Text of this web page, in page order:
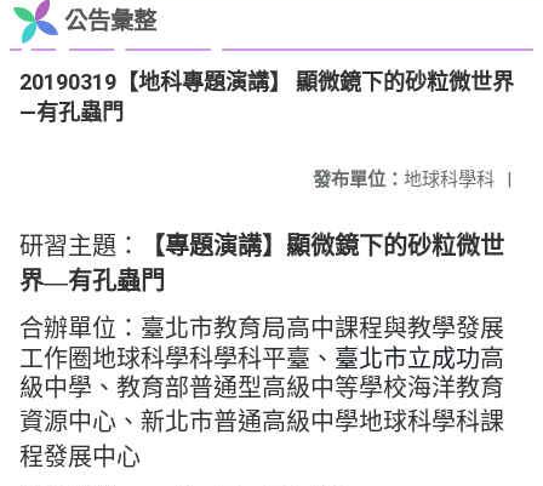
公告彙整
20190319【地科專題演講】 顯微鏡下的砂粒微世界
―有孔蟲門
發布單位： 地球科學科 |
研習主題： 【專題演講】 顯微鏡下的砂粒微世
界―有孔蟲門
合辦單位： 臺北市教育局高中課程與教學發展
工作圈地球科學科學科平臺、 臺北市立成功高
級中學、教育部普通型高級中等學校海洋教育
資源中心、 新北市普通高級中學地球科學科課
程發展中心